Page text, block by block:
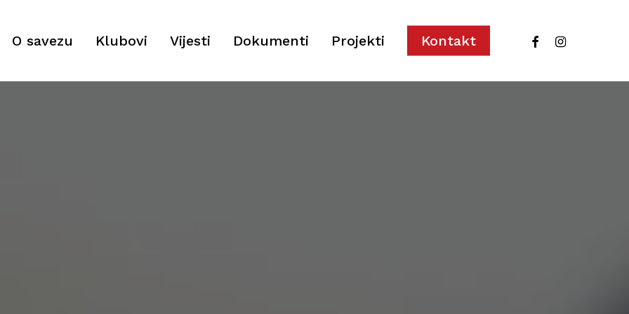
O savezu Klubovi Vijesti Dokumenti Projekti Kontakt facebookinstagram